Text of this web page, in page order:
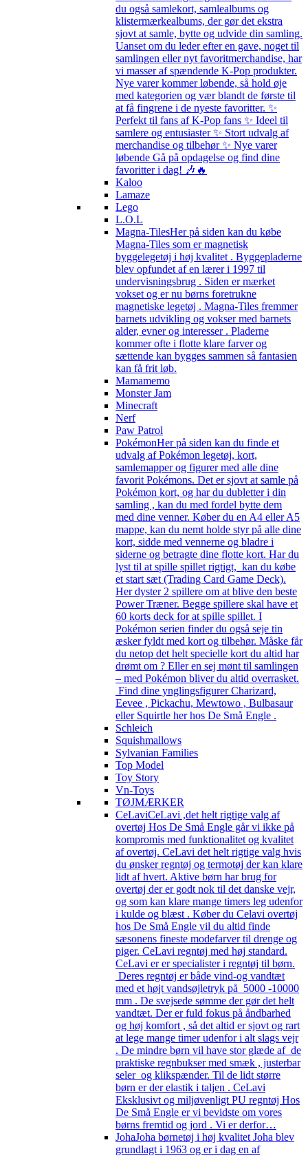
du også samlekort, samlealbums og
klistermærkealbums, der gør det ekstra
sjovt at samle, bytte og udvide din samling.
Uanset om du leder efter en gave, noget til
samlingen eller nyt favoritmerchandise, har
vi masser af spændende K-Pop produkter.
Nye varer kommer løbende, så hold øje
med kategorien og vær blandt de første til
at få fingrene i de nyeste favoritter. ✨
Perfekt til fans af K-Pop fans ✨ Ideel til
samlere og entusiaster ✨ Stort udvalg af
merchandise og tilbehør ✨ Nye varer
løbende Gå på opdagelse og find dine
favoritter i dag! 🎶🔥
Kaloo
Lamaze
Lego
L.O.L
Magna-TilesHer på siden kan du købe
Magna-Tiles som er magnetisk
byggelegetøj i høj kvalitet . Byggepladerne
blev opfundet af en lærer i 1997 til
undervisningsbrug . Siden er mærket
vokset og er nu børns foretrukne
magnetiske legetøj . Magna-Tiles fremmer
barnets udvikling og vokser med barnets
alder, evner og interesser . Pladerne
kommer ofte i flotte klare farver og
sættende kan bygges sammen så fantasien
kan få frit løb.
Mamamemo
Monster Jam
Minecraft
Nerf
Paw Patrol
PokémonHer på siden kan du finde et
udvalg af Pokémon legetøj, kort,
samlemapper og figurer med alle dine
favorit Pokémons. Det er sjovt at samle på
Pokémon kort, og har du dubletter i din
samling , kan du med fordel bytte dem
med dine venner. Køber du en A4 eller A5
mappe, kan du nemt holde styr på alle dine
kort, sidde med vennerne og bladre i
siderne og betragte dine flotte kort. Har du
lyst til at spille spillet rigtigt, kan du købe
et start sæt (Trading Card Game Deck).
Her dyster 2 spillere om at blive den beste
Power Træner. Begge spillere skal have et
60 korts deck for at spille spillet. I
Pokémon serien finder du også seje tin
æsker fyldt med kort og tilbehør. Måske får
du netop det helt specielle kort du altid har
drømt om ? Eller en sej mønt til samlingen
– med Pokémon bliver du altid overrasket.
Find dine ynglingsfigurer Charizard,
Eevee , Pickachu, Mewtowo , Bulbasaur
eller Squirtle her hos De Små Engle .
Schleich
Squishmallows
Sylvanian Families
Top Model
Toy Story
Vn-Toys
TØJMÆRKER
CeLaviCeLavi ,det helt rigtige valg af
overtøj Hos De Små Engle går vi ikke på
kompromis med funktionalitet og kvalitet
af overtøj. CeLavi det helt rigtige valg hvis
du ønsker regntøj og termotøj der kan klare
lidt af hvert. Aktive børn har brug for
overtøj der er godt nok til det danske vejr,
og som kan klare mange timers leg udenfor
i kulde og blæst . Køber du Celavi overtøj
hos De Små Engle vil du altid finde
sæsonens fineste modefarver til drenge og
piger. CeLavi regntøj med høj standard.
CeLavi er er specialister i regntøj til børn.
Deres regntøj er både vind-og vandtæt
med et højt vandsøjletryk på 5000 -10000
mm . De svejsede sømme der gør det helt
vandtæt. Der er fuld fokus på åndbarhed
og høj komfort , så det altid er sjovt og rart
at lege mange timer udenfor i alt slags vejr
. De mindre børn vil have stor glæde af de
praktiske regnbukser med smæk , justerbar
seler og klikspænder. Til de lidt større
børn er der elastik i taljen . CeLavi
Eksklusivt og miljøvenligt PU regntøj Hos
De Små Engle er vi bevidste om vores
børns fremtid og jord . Vi er derfor…
JohaJoha børnetøj i høj kvalitet Joha blev
grundlagt i 1963 og er i dag en af